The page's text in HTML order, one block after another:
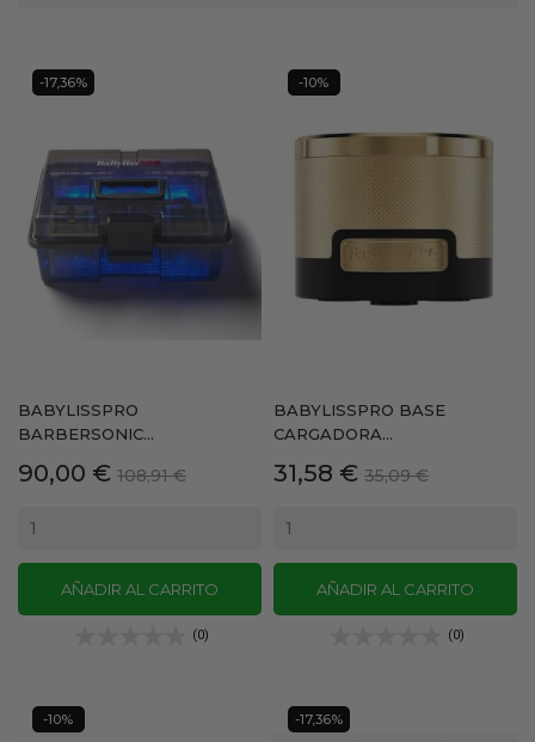
BABYLISSPRO
BARBERSONIC...
Precio
90,00 € Precio
108,91 €
AÑADIR AL CARRITO
(0)
-17,36%
BABYLISSPRO BASE
CARGADORA...
Precio
31,58 € Precio
35,09 €
AÑADIR AL CARRITO
(0)
-10%
-10% -17,36%